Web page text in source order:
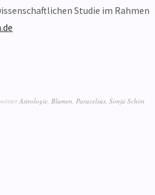
Studie im Rahmen
Astrologie Blumen Paracelsus Sonja Schön